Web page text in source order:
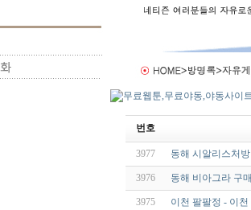
번호
3977 동해 시알리스처
3976 동해 비아그라 구
3975 이천 팔팔정 - 이